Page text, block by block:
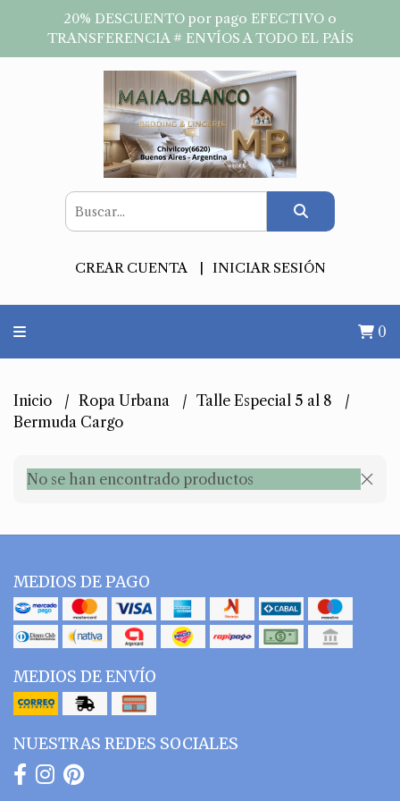
20% DESCUENTO por pago EFECTIVO o
TRANSFERENCIA # ENVÍOS A TODO EL PAÍS
CREAR CUENTA INICIAR SESIÓN
0
Inicio Ropa Urbana
Talle Especial 5 al 8
Bermuda Cargo
No se han encontrado productos
MEDIOS DE PAGO
MEDIOS DE ENVÍO
NUESTRAS REDES SOCIALES